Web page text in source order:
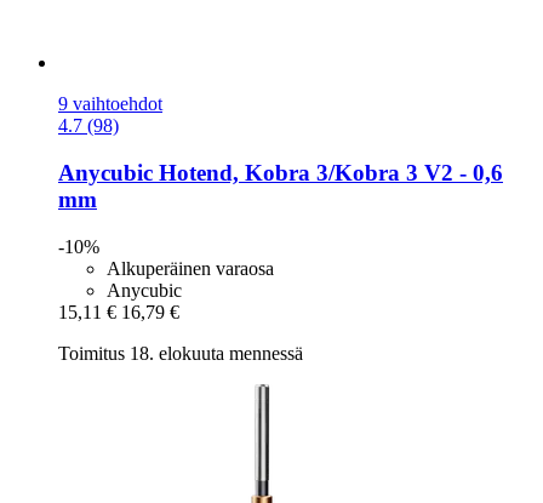
9 vaihtoehdot
4.7 (98)
Anycubic Hotend, Kobra 3/Kobra 3 V2 -​ 0,6
mm
-10%
Alkuperäinen varaosa
Anycubic
15,11 € 16,79 €
Toimitus 18. elokuuta mennessä